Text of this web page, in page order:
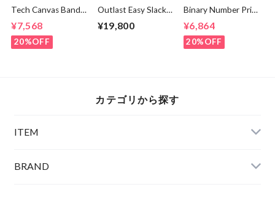
Tech Canvas Band
Brown
¥7,568
20%OFF
Outlast Easy Slacks
¥19,800
Binary Number Print
¥6,864
20%OFF
カテゴリから探す
ITEM
BRAND